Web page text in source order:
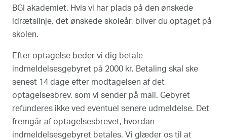
BGI akademiet. Hvis vi har plads på den ønskede
idrætslinje, det ønskede skoleår, bliver du optaget på
skolen.
Efter optagelse beder vi dig betale
indmeldelsesgebyret på 2000 kr. Betaling skal ske
senest 14 dage efter modtagelsen af det
optagelsesbrev, som vi sender på mail. Gebyret
refunderes ikke ved eventuel senere udmeldelse. Det
fremgår af optagelsesbrevet, hvordan
indmeldelsesgebyret betales. Vi glæder os til at